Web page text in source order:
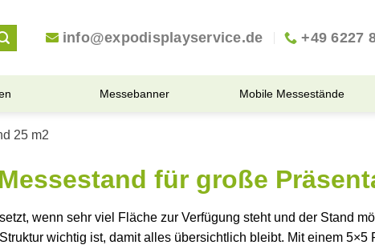
info@expodisplayservice.de +49 6227
Messebanner Mobile Messestände
25 m2
für große
wenn sehr viel Fläche zur Verfügung steht und der Stand
wichtig ist, damit alles übersichtlich bleibt. Mit einem